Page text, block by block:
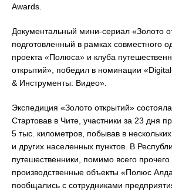
Awards.
Документальный мини-сериал «Золото
подготовленный в рамках совместного
проекта «Полюса» и клуба
открытий», победил в номинации
& Инструменты: Видео».
Экспедиция «Золото открытий»
Стартовав в Чите, участники за 23 дня
5 тыс. километров, побывав в
и других населенных пунктов. В
путешественники, помимо всего прочего
производственные объекты «Полюс
пообщались с сотрудниками